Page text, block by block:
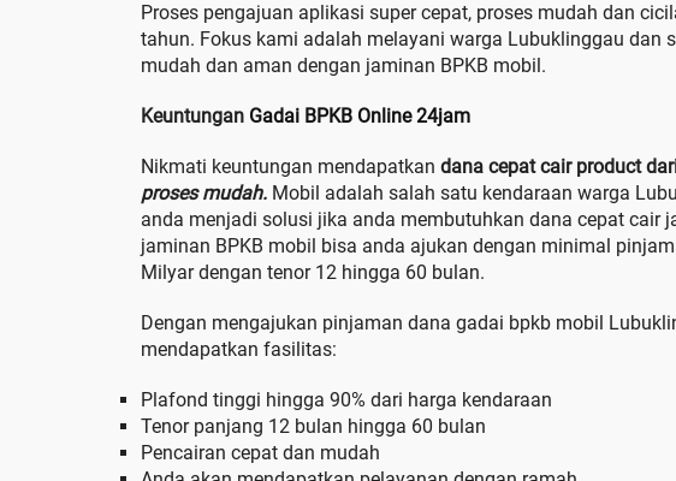
Proses pengajuan aplikasi super cepat, proses mudah dan
tahun. Fokus kami adalah melayani warga Lubuklinggau dan
mudah dan aman dengan jaminan BPKB mobil.
Keuntungan Gadai BPKB Online 24jam
Nikmati keuntungan mendapatkan dana cepat cair product
proses mudah. Mobil adalah salah satu kendaraan warga
anda menjadi solusi jika anda membutuhkan dana cepat cair
jaminan BPKB mobil bisa anda ajukan dengan minimal
Milyar dengan tenor 12 hingga 60 bulan.
Dengan mengajukan pinjaman dana gadai bpkb mobil
mendapatkan fasilitas:
Plafond tinggi hingga 90% dari harga kendaraan
Tenor panjang 12 bulan hingga 60 bulan
Pencairan cepat dan mudah